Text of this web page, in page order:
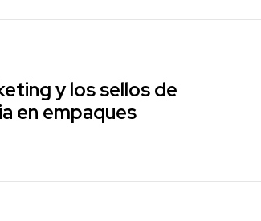
y los sellos de
en empaques